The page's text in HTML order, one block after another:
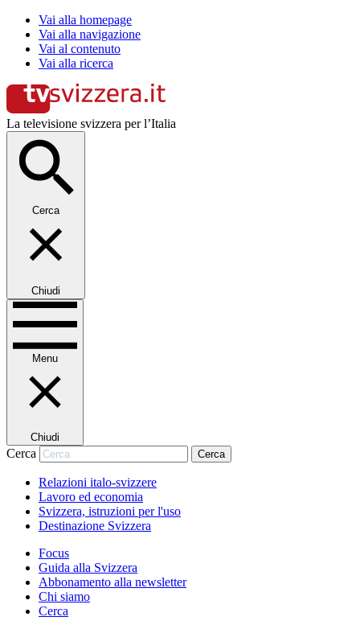
Vai alla homepage
Vai alla navigazione
Vai al contenuto
Vai alla ricerca
La televisione svizzera per l’Italia
Cerca
Chiudi
Menu
Chiudi
Cerca Cerca
Relazioni italo-svizzere
Lavoro ed economia
Svizzera, istruzioni per l'uso
Destinazione Svizzera
Focus
Guida alla Svizzera
Abbonamento alla newsletter
Chi siamo
Cerca